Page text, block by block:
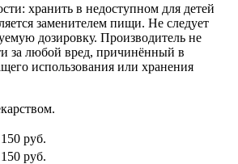
хранить в недоступном для детей
заменителем пищи. Не следует
дозировку. Производитель не
за любой вред, причинённый в
использования или хранения
руб.
руб.